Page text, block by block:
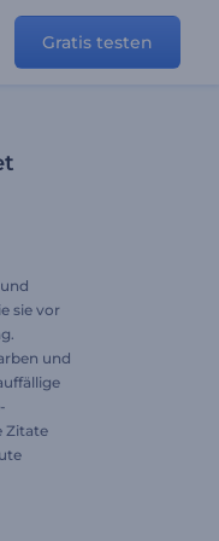
Gratis testen
sie vor
und
Zitate